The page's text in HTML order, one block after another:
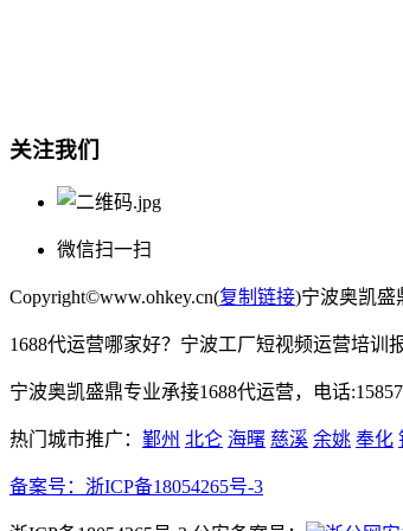
关注我们
微信扫一扫
Copyright©www.ohkey.cn(复制链接)宁波奥凯盛
1688代运营哪家好？宁波工厂短视频运营培训
宁波奥凯盛鼎专业承接1688代运营，电话
热门城市推广： 鄞州 北仑 海曙 慈溪 余姚 奉化
备案号： 浙ICP备18054265号-3